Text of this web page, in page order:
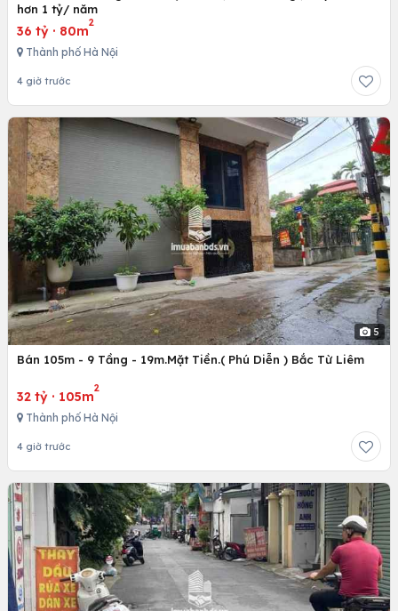
hơn 1 tỷ/ năm
36 tỷ · 80m
2
Thành phố Hà Nội
4 giờ trước
5
Bán 105m - 9 Tầng - 19m.Mặt Tiền.( Phú Diễn ) Bắc Từ Liêm
32 tỷ · 105m
2
Thành phố Hà Nội
4 giờ trước